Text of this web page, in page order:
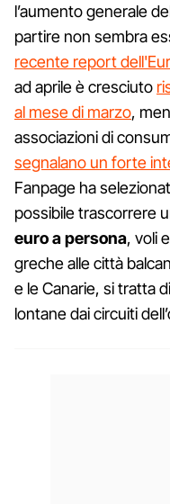
l’aumento generale
partire non sembra
recente report
ad aprile è cresciuto
al mese di marzo,
associazioni di
segnalano un forte
Fanpage ha
possibile trascorrere
euro a persona, voli
greche alle città
e le Canarie, si tratta
lontane dai circuiti